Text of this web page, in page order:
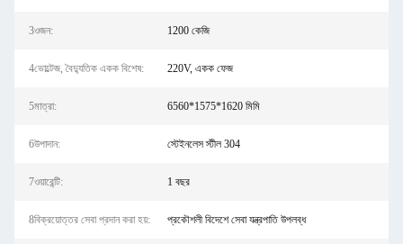
3ওজন: 1200 কেজি
4ভোল্টেজ, বৈদ্যুতিক একক বিশেষ: 220V, একক ফেজ
5মাত্রা: 6560*1575*1620 মিমি
6উপাদান: স্টেইনলেস স্টীল 304
7ওয়ারেন্টি: 1 বছর
8বিক্রয়োত্তর সেবা প্রদান করা হয়: প্রকৌশলী বিদেশে সেবা যন্ত্রপাতি উপলব্ধ